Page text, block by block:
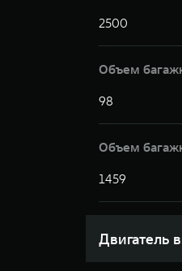
2500
Объем
98
Объем
1459
Двигатель